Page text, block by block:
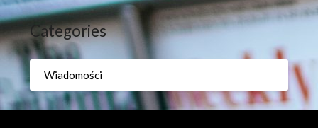
Categories
Wiadomości